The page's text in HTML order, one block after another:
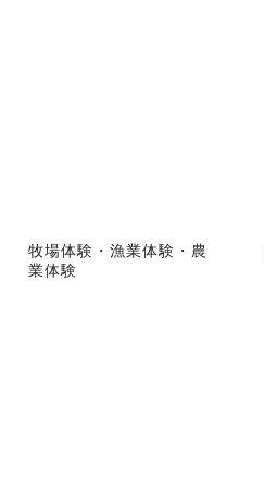
牧場体験・漁業体験・農
業体験